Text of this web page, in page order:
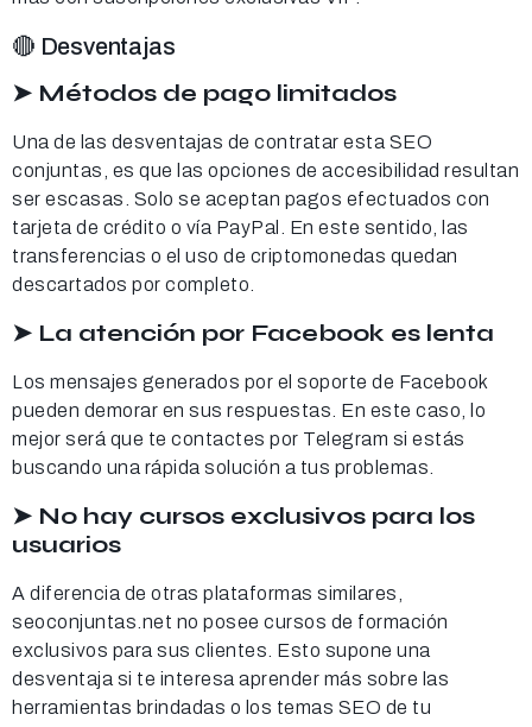
🔴 Desventajas
➤ Métodos de pago limitados
Una de las desventajas de contratar esta SEO
conjuntas, es que las opciones de accesibilidad resultan
ser escasas. Solo se aceptan pagos efectuados con
tarjeta de crédito o vía PayPal. En este sentido, las
transferencias o el uso de criptomonedas quedan
descartados por completo.
➤ La atención por Facebook es lenta
Los mensajes generados por el soporte de Facebook
pueden demorar en sus respuestas. En este caso, lo
mejor será que te contactes por Telegram si estás
buscando una rápida solución a tus problemas.
➤ No hay cursos exclusivos para los
usuarios
A diferencia de otras plataformas similares,
seoconjuntas.net no posee cursos de formación
exclusivos para sus clientes. Esto supone una
desventaja si te interesa aprender más sobre las
herramientas brindadas o los temas SEO de tu